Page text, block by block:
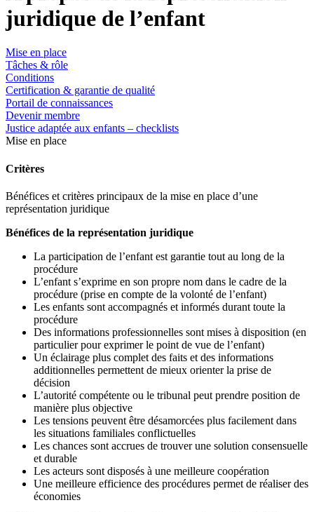
juridique de l’enfant
Mise en place
Tâches & rôle
Conditions
Certification & garantie de qualité
Portail de connaissances
Devenir membre
Justice adaptée aux enfants – checklists
Mise en place
Critères
Bénéfices et critères principaux de la mise en place d’une
représentation juridique
Bénéfices de la représentation juridique
La participation de l’enfant est garantie tout au long de la
procédure
L’enfant s’exprime en son propre nom dans le cadre de la
procédure (prise en compte de la volonté de l’enfant)
Les enfants sont accompagnés et informés durant toute la
procédure
Des informations professionnelles sont mises à disposition (en
particulier pour exprimer le point de vue de l’enfant)
Un éclairage plus complet des faits et des informations
additionnelles permettent de mieux orienter la prise de
décision
L’autorité compétente ou le tribunal peut prendre position de
manière plus objective
Les tensions peuvent être désamorcées plus facilement dans
les situations familiales conflictuelles
Les chances sont accrues de trouver une solution consensuelle
et durable
Les acteurs sont disposés à une meilleure coopération
Une meilleure efficience des procédures permet de réaliser des
économies